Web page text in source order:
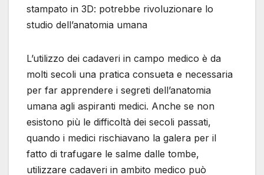
stampato in 3D: potrebbe rivoluzionare lo
studio dell’anatomia umana
L’utilizzo dei cadaveri in campo medico è da
molti secoli una pratica consueta e necessaria
per far apprendere i segreti dell’anatomia
umana agli aspiranti medici. Anche se non
esistono più le difficoltà dei secoli passati,
quando i medici rischiavano la galera per il
fatto di trafugare le salme dalle tombe,
utilizzare cadaveri in ambito medico può